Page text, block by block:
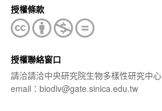
授權條款
授權聯絡窗口
請洽請洽中央研究院生物多樣性研究中心
email：biodiv@gate.sinica.edu.tw